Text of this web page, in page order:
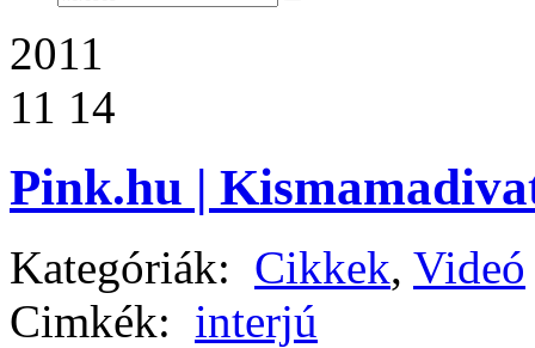
2011
11 14
Pink.hu |
Kategóriák: Cikkek, Videó
Cimkék: interjú